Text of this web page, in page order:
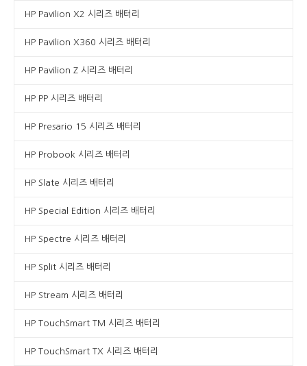
HP Pavilion X2 시리즈 배터리
HP Pavilion X360 시리즈 배터리
HP Pavilion Z 시리즈 배터리
HP PP 시리즈 배터리
HP Presario 15 시리즈 배터리
HP Probook 시리즈 배터리
HP Slate 시리즈 배터리
HP Special Edition 시리즈 배터리
HP Spectre 시리즈 배터리
HP Split 시리즈 배터리
HP Stream 시리즈 배터리
HP TouchSmart TM 시리즈 배터리
HP TouchSmart TX 시리즈 배터리